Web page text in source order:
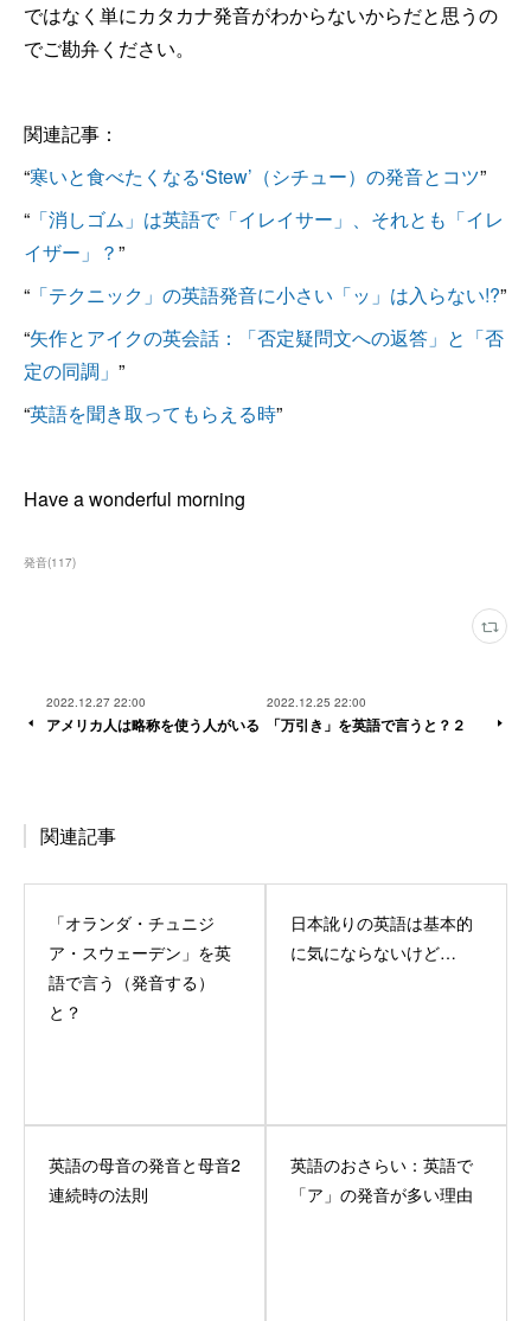
ではなく単にカタカナ発音がわからないからだと思うの
でご勘弁ください。
関連記事：
“寒いと食べたくなる‘Stew’（シチュー）の発音とコツ”
“ 「消しゴム」は英語で「イレイサー」、それとも「イレ
イザー」？”
“ 「テクニック」の英語発音に小さい「ッ」は入らない!?”
“矢作とアイクの英会話：「否定疑問文への返答」と「否
定の同調」 ”
“英語を聞き取ってもらえる時”
Have a wonderful morning
発音(117)
2022.12.27 22:00
アメリカ人は略称を使う人がいる
2022.12.25 22:00
「万引き」を英語で言うと？２
関連記事
「オランダ・チュニジ
ア・スウェーデン」を英
語で言う（発音する）
と？
日本訛りの英語は基本的
に気にならないけど…
英語の母音の発音と母音2
連続時の法則
英語のおさらい：英語で
「ア」の発音が多い理由